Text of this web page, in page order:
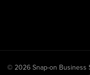
© 2026 Snap-on Business